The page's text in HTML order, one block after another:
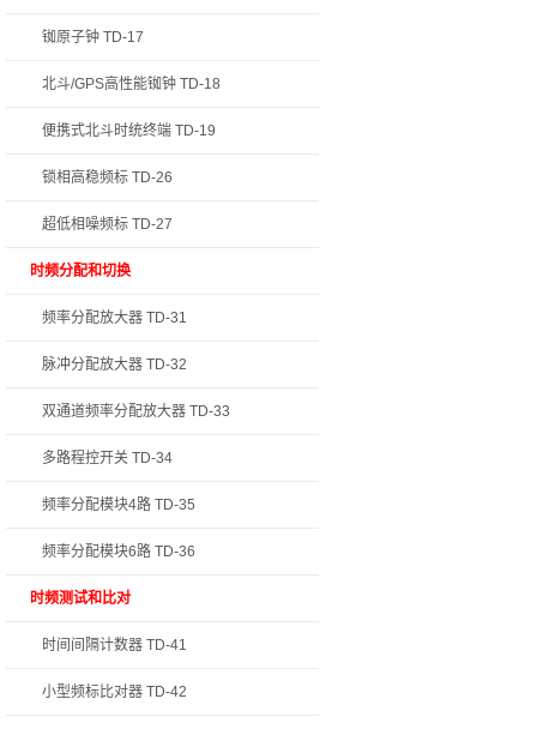
铷原子钟 TD-17
北斗/GPS高性能铷钟 TD-18
便携式北斗时统终端 TD-19
锁相高稳频标 TD-26
超低相噪频标 TD-27
时频分配和切换
频率分配放大器 TD-31
脉冲分配放大器 TD-32
双通道频率分配放大器 TD-33
多路程控开关 TD-34
频率分配模块4路 TD-35
频率分配模块6路 TD-36
时频测试和比对
时间间隔计数器 TD-41
小型频标比对器 TD-42